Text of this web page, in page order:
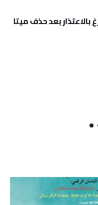
بالاعتذار بعد حذف ميتا